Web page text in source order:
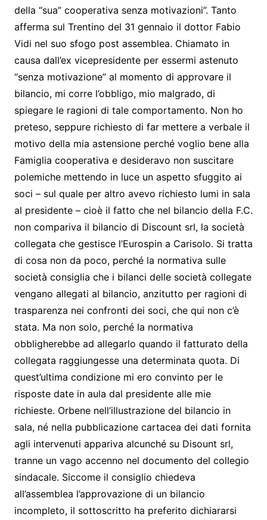
della “sua” cooperativa senza motivazioni”. Tanto
afferma sul Trentino del 31 gennaio il dottor Fabio
Vidi nel suo sfogo post assemblea. Chiamato in
causa dall’ex vicepresidente per essermi astenuto
“senza motivazione” al momento di approvare il
bilancio, mi corre l’obbligo, mio malgrado, di
spiegare le ragioni di tale comportamento. Non ho
preteso, seppure richiesto di far mettere a verbale il
motivo della mia astensione perché voglio bene alla
Famiglia cooperativa e desideravo non suscitare
polemiche mettendo in luce un aspetto sfuggito ai
soci – sul quale per altro avevo richiesto lumi in sala
al presidente – cioè il fatto che nel bilancio della F.C.
non compariva il bilancio di Discount srl, la società
collegata che gestisce l’Eurospin a Carisolo. Si tratta
di cosa non da poco, perché la normativa sulle
società consiglia che i bilanci delle società collegate
vengano allegati al bilancio, anzitutto per ragioni di
trasparenza nei confronti dei soci, che qui non c’è
stata. Ma non solo, perché la normativa
obbligherebbe ad allegarlo quando il fatturato della
collegata raggiungesse una determinata quota. Di
quest’ultima condizione mi ero convinto per le
risposte date in aula dal presidente alle mie
richieste. Orbene nell’illustrazione del bilancio in
sala, né nella pubblicazione cartacea dei dati fornita
agli intervenuti appariva alcunché su Disount srl,
tranne un vago accenno nel documento del collegio
sindacale. Siccome il consiglio chiedeva
all’assemblea l’approvazione di un bilancio
incompleto, il sottoscritto ha preferito dichiararsi